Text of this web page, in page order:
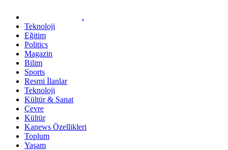
.
Teknoloji
Eğitim
Politics
Magazin
Bilim
Sports
Resmi İlanlar
Teknoloji
Kültür & Sanat
Çevre
Kültür
Kanews Özellikleri
Toplum
Yaşam